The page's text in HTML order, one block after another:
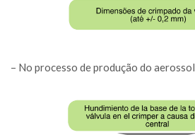
– No processo de produção do aerossol